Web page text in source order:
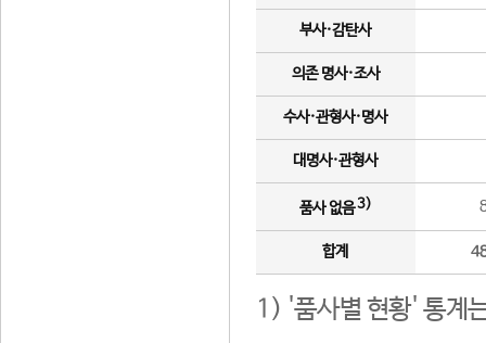
부사·감탄사
의존 명사·조사
수사·관형사·명사
대명사·관형사
품사 없음3)
합계
1) '품사별 현황' 통계